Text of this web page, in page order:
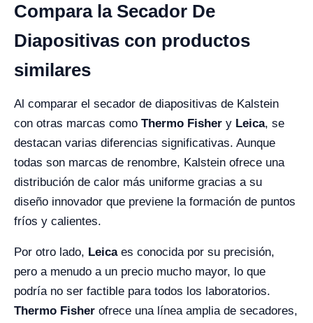
Compara la Secador De
Diapositivas con productos
similares
Al comparar el secador de diapositivas de Kalstein
con otras marcas como Thermo Fisher y Leica, se
destacan varias diferencias significativas. Aunque
todas son marcas de renombre, Kalstein ofrece una
distribución de calor más uniforme gracias a su
diseño innovador que previene la formación de puntos
fríos y calientes.
Por otro lado, Leicaes conocida por su precisión,
pero a menudo a un precio mucho mayor, lo que
podría no ser factible para todos los laboratorios.
Thermo Fisher ofrece una línea amplia de secadores,